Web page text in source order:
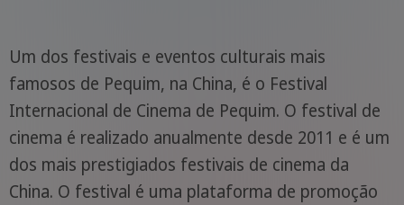
Um dos festivais e eventos culturais mais
famosos de Pequim, na China, é o Festival
Internacional de Cinema de Pequim. O festival de
cinema é realizado anualmente desde 2011 e é um
dos mais prestigiados festivais de cinema da
China. O festival é uma plataforma de promoção